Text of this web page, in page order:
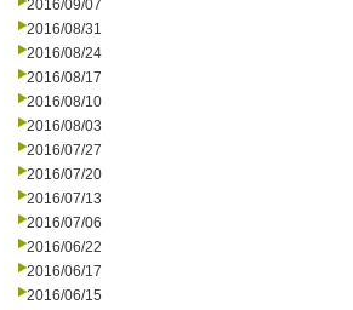
2016/09/07
2016/08/31
2016/08/24
2016/08/17
2016/08/10
2016/08/03
2016/07/27
2016/07/20
2016/07/13
2016/07/06
2016/06/22
2016/06/17
2016/06/15